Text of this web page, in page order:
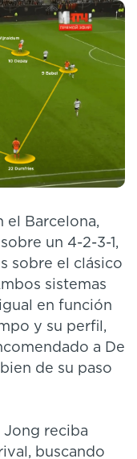
el Barcelona,
un 4-2-3-1,
sobre el clásico
sistemas
en función
y su perfil,
a De
de su paso
Jong reciba
buscando